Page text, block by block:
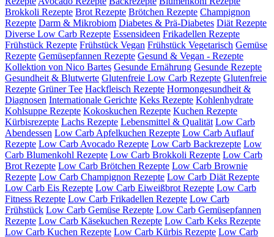
Brokkoli Rezepte Brot Rezepte Brötchen Rezepte Champignon
Rezepte Darm & Mikrobiom Diabetes & Prä-Diabetes Diät Rezepte
Diverse Low Carb Rezepte Essensideen Frikadellen Rezepte
Frühstück Rezepte Frühstück Vegan Frühstück Vegetarisch Gemüse
Rezepte Gemüsepfannen Rezepte Gesund & Vegan - Rezepte
Kollektion von Nico Bartes Gesunde Ernährung Gesunde Rezepte
Gesundheit & Blutwerte Glutenfreie Low Carb Rezepte Glutenfreie
Rezepte Grüner Tee Hackfleisch Rezepte Hormongesundheit &
Diagnosen Internationale Gerichte Keks Rezepte Kohlenhydrate
Kohlsuppe Rezepte Kokoskuchen Rezepte Kuchen Rezepte
Kürbisrezepte Lachs Rezepte Lebensmittel & Qualität Low Carb
Abendessen Low Carb Apfelkuchen Rezepte Low Carb Auflauf
Rezepte Low Carb Avocado Rezepte Low Carb Backrezepte Low
Carb Blumenkohl Rezepte Low Carb Brokkoli Rezepte Low Carb
Brot Rezepte Low Carb Brötchen Rezepte Low Carb Brownie
Rezepte Low Carb Champignon Rezepte Low Carb Diät Rezepte
Low Carb Eis Rezepte Low Carb Eiweißbrot Rezepte Low Carb
Fitness Rezepte Low Carb Frikadellen Rezepte Low Carb
Frühstück Low Carb Gemüse Rezepte Low Carb Gemüsepfannen
Rezepte Low Carb Käsekuchen Rezepte Low Carb Keks Rezepte
Low Carb Kuchen Rezepte Low Carb Kürbis Rezepte Low Carb